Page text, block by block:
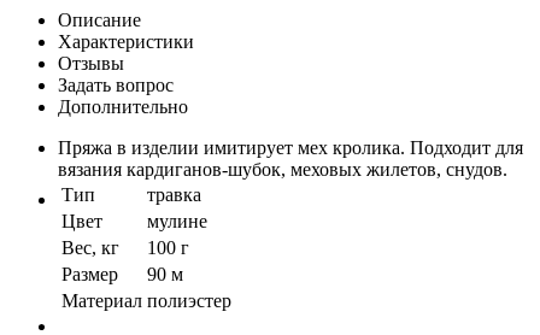
Описание
Характеристики
Отзывы
Задать вопрос
Дополнительно
Пряжа в изделии имитирует мех кролика. Подходит для
вязания кардиганов-шубок, меховых жилетов, снудов.
Тип
травка
Цвет
мулине
Вес, кг
100 г
Размер
90 м
Материал полиэстер